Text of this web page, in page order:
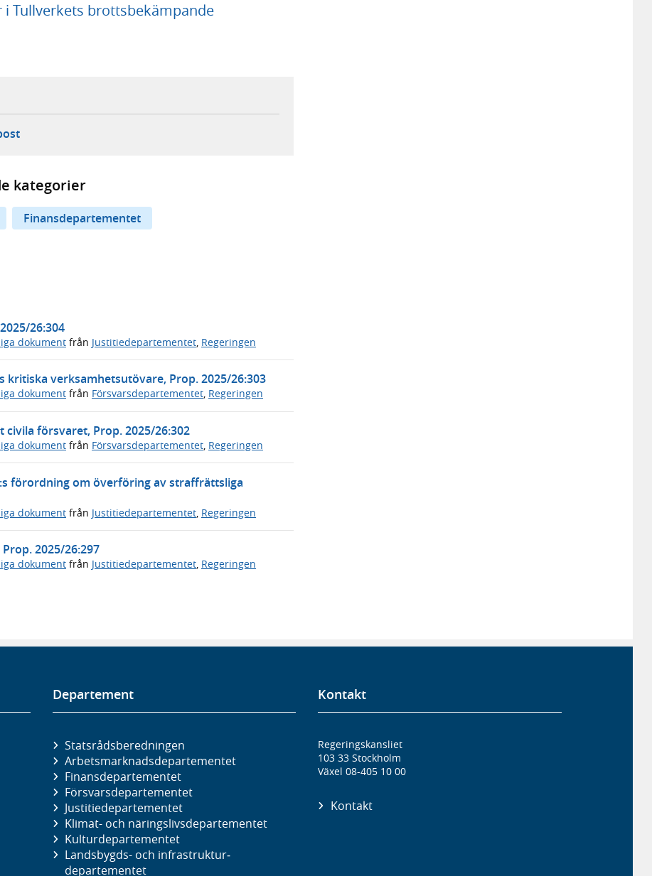
Tullverkets brottsbekämpande
webbplats,
i ny flik, extern webbplats,
- öppnar din e-postklient,
kategorier
Finansdepartementet
26:304
dokument från Justitiedepartementet Regeringen
verksamhetsutövare, Prop. 2025/26:303
dokument från Försvarsdepartementet, Regeringen
försvaret, Prop. 2025/26:302
dokument från Försvarsdepartementet, Regeringen
förordning om överföring av straffrättsliga
dokument från Justitiedepartementet Regeringen
2025/26:297
dokument från Justitiedepartementet, Regeringen
Departement
Statsrådsberedningen
Arbetsmarknads­departementet
Finans­departementet
Försvars­departementet
Justitie­departementet
Klimat- och näringslivs­departementet
Kultur­departementet
Landsbygds- och infrastruktur­
departementet
Kontakt
Regeringskansliet
103 33 Stockholm
Växel 08-405 10 00
Kontakt